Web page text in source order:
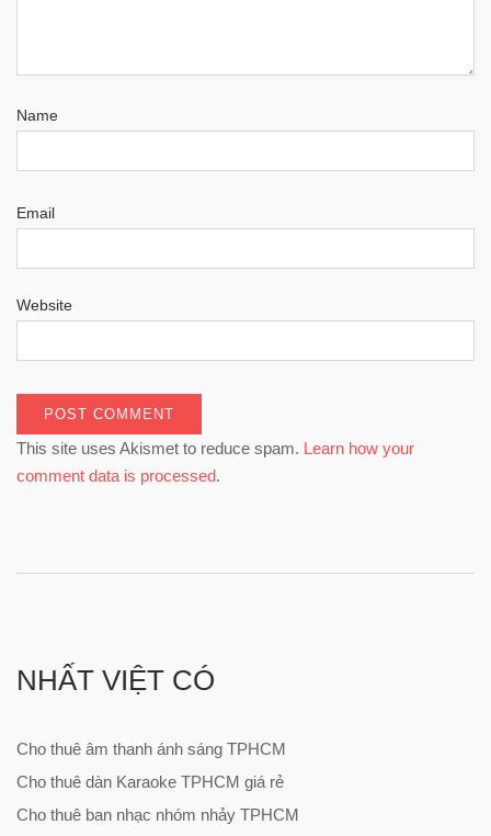
Name
Email
Website
This site uses Akismet to reduce spam. Learn how your
comment data is processed.
NHẤT VIỆT CÓ
Cho thuê âm thanh ánh sáng TPHCM
Cho thuê dàn Karaoke TPHCM giá rẻ
Cho thuê ban nhạc nhóm nhảy TPHCM